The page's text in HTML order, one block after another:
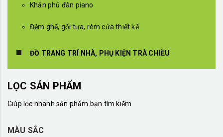
Khăn phủ đàn piano
Đệm ghế, gối tựa, rèm cửa thiết kế
ĐỒ TRANG TRÍ NHÀ, PHỤ KIỆN TRÀ CHIỀU
LỌC SẢN PHẨM
Giúp lọc nhanh sản phẩm bạn tìm kiếm
MÀU SẮC